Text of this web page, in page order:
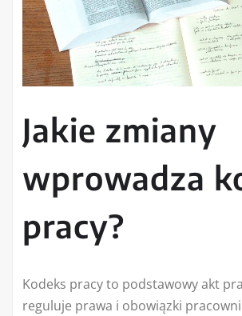
Jakie zmiany
wprowadza
pracy?
Kodeks pracy to podstawowy akt
reguluje prawa i obowiązki